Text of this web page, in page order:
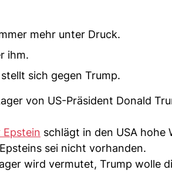
mehr unter Druck.
ihm.
sich gegen Trump.
von US-Präsident Donald
schlägt in den USA hohe
sei nicht vorhanden.
wird vermutet, Trump wolle